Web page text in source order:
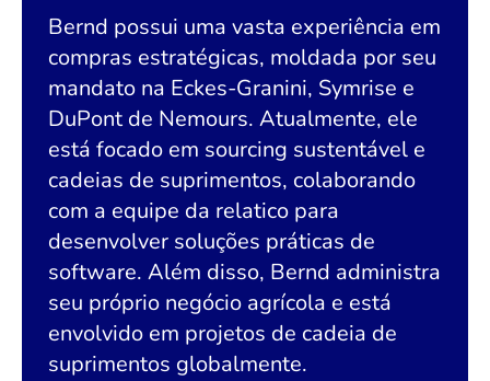
Bernd possui uma vasta experiência em
compras estratégicas, moldada por seu
mandato na Eckes-Granini, Symrise e
DuPont de Nemours. Atualmente, ele
está focado em sourcing sustentável e
cadeias de suprimentos, colaborando
com a equipe da relatico para
desenvolver soluções práticas de
software. Além disso, Bernd administra
seu próprio negócio agrícola e está
envolvido em projetos de cadeia de
suprimentos globalmente.